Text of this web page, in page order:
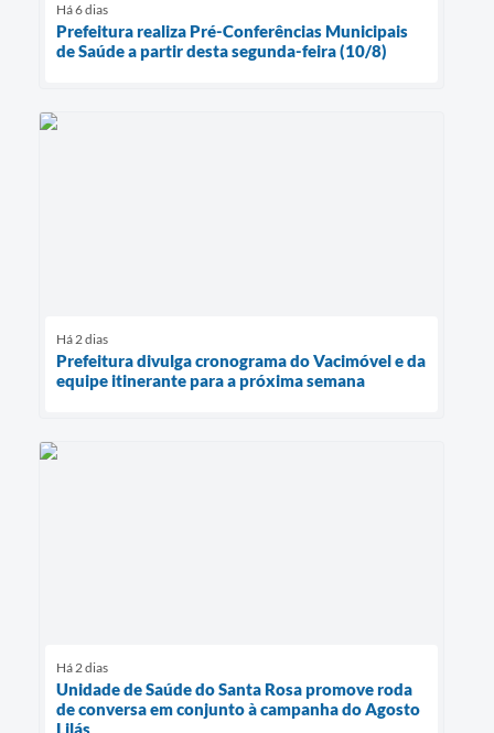
Há 6 dias
Prefeitura realiza Pré-Conferências Municipais
de Saúde a partir desta segunda-feira (10/8)
Há 2 dias
Prefeitura divulga cronograma do Vacimóvel e da
equipe itinerante para a próxima semana
Há 2 dias
Unidade de Saúde do Santa Rosa promove roda
de conversa em conjunto à campanha do Agosto
Lilás